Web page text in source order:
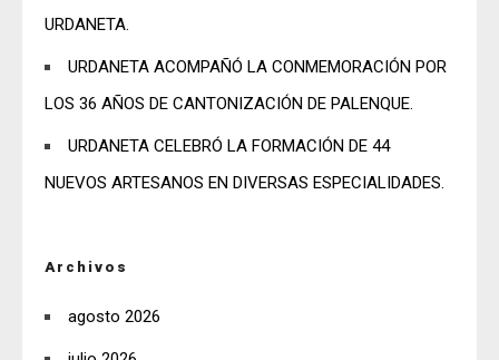
URDANETA.
URDANETA ACOMPAÑÓ LA CONMEMORACIÓN POR
LOS 36 AÑOS DE CANTONIZACIÓN DE PALENQUE.
URDANETA CELEBRÓ LA FORMACIÓN DE 44
NUEVOS ARTESANOS EN DIVERSAS ESPECIALIDADES.
Archivos
agosto 2026